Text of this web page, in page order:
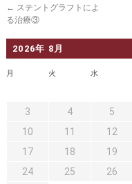
都道府県別紹介病院
正しい病院の選び方
お問い合わせ
外来予約をされた方へ
私どもの特色
← ステントグラフトによ
る治療③
2026年 8月
月 火 水
3
4 5
10
11 12
17
18 19
24
25 26